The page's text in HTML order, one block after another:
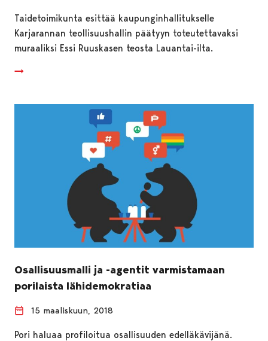
Taidetoimikunta esittää kaupunginhallitukselle
Karjarannan teollisuushallin päätyyn toteutettavaksi
muraaliksi Essi Ruuskasen teosta Lauantai-ilta.
Osallisuusmalli ja -agentit varmistamaan
porilaista lähidemokratiaa
15 maaliskuun, 2018
Pori haluaa profiloitua osallisuuden edelläkävijänä.